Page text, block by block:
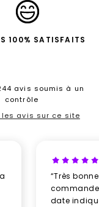
100% SATISFAITS
avis soumis à un
contrôle
les avis sur ce site
“Très
date